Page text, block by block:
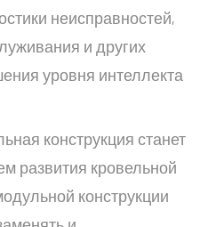
неисправностей,
и других
уровня интеллекта
конструкция станет
развития кровельной
конструкции